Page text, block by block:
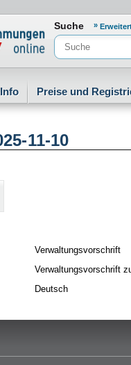
Suche
Preise und
11-10
Verwaltungsvorschrift
Verwaltungsvorschrift
Deutsch